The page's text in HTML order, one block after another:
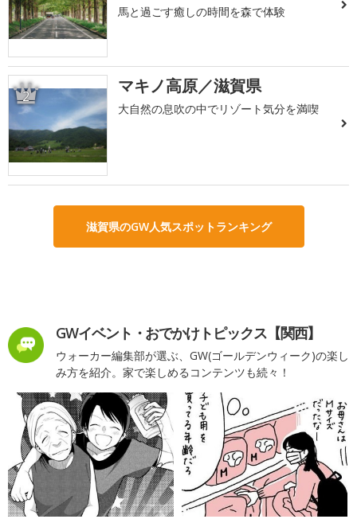
馬と過ごす癒しの時間を森で体験
2 マキノ高原／滋賀県
大自然の息吹の中でリゾート気分を満喫
滋賀県のGW人気スポットランキング
GWイベント・おでかけトピックス【関西】
ウォーカー編集部が選ぶ、GW(ゴールデンウィーク)の楽し
み方を紹介。家で楽しめるコンテンツも続々！